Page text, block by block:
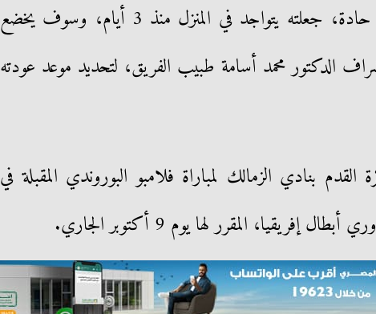
يعاني من الإصابة بنزلة برد حادة، جعلته يتواجد في المنزل منذ 3 أيام، وسوف يخضع
الدكتور محمد أسامة طبيب الفريق، لتحديد موعد عودته
بنادي الزمالك لمباراة فلامبو البوروندي المقبلة في